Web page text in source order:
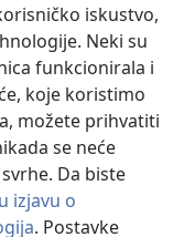
iskustvo,
Neki su
funkcionirala i
koje koristimo
možete prihvatiti
se neće
Da biste
izjavu o
. Postavke